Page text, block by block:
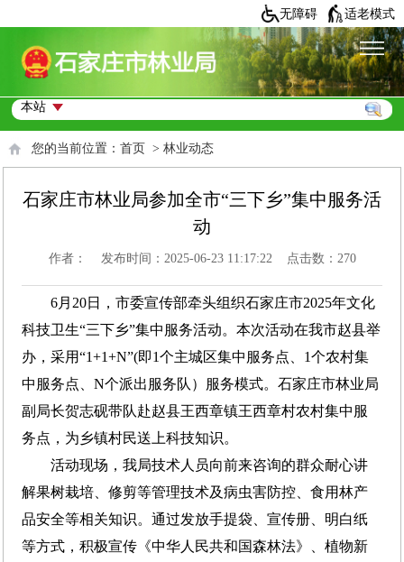
无障碍 适老模式
您的当前位置： 首页 > 林业动态
石家庄市林业局参加全市“三下乡”集中服务活
动
作者： 发布时间：2025-06-23 11:17:22 点击数： 270
6月20日，市委宣传部牵头组织石家庄市2025年文化
科技卫生“三下乡”集中服务活动。本次活动在我市赵县举
办，采用“1+1+N”(即1个主城区集中服务点、1个农村集
中服务点、N个派出服务队）服务模式。石家庄市林业局
副局长贺志砚带队赴赵县王西章镇王西章村农村集中服
务点，为乡镇村民送上科技知识。
活动现场，我局技术人员向前来咨询的群众耐心讲
解果树栽培、修剪等管理技术及病虫害防控、食用林产
品安全等相关知识。通过发放手提袋、宣传册、明白纸
等方式，积极宣传《中华人民共和国森林法》、植物新